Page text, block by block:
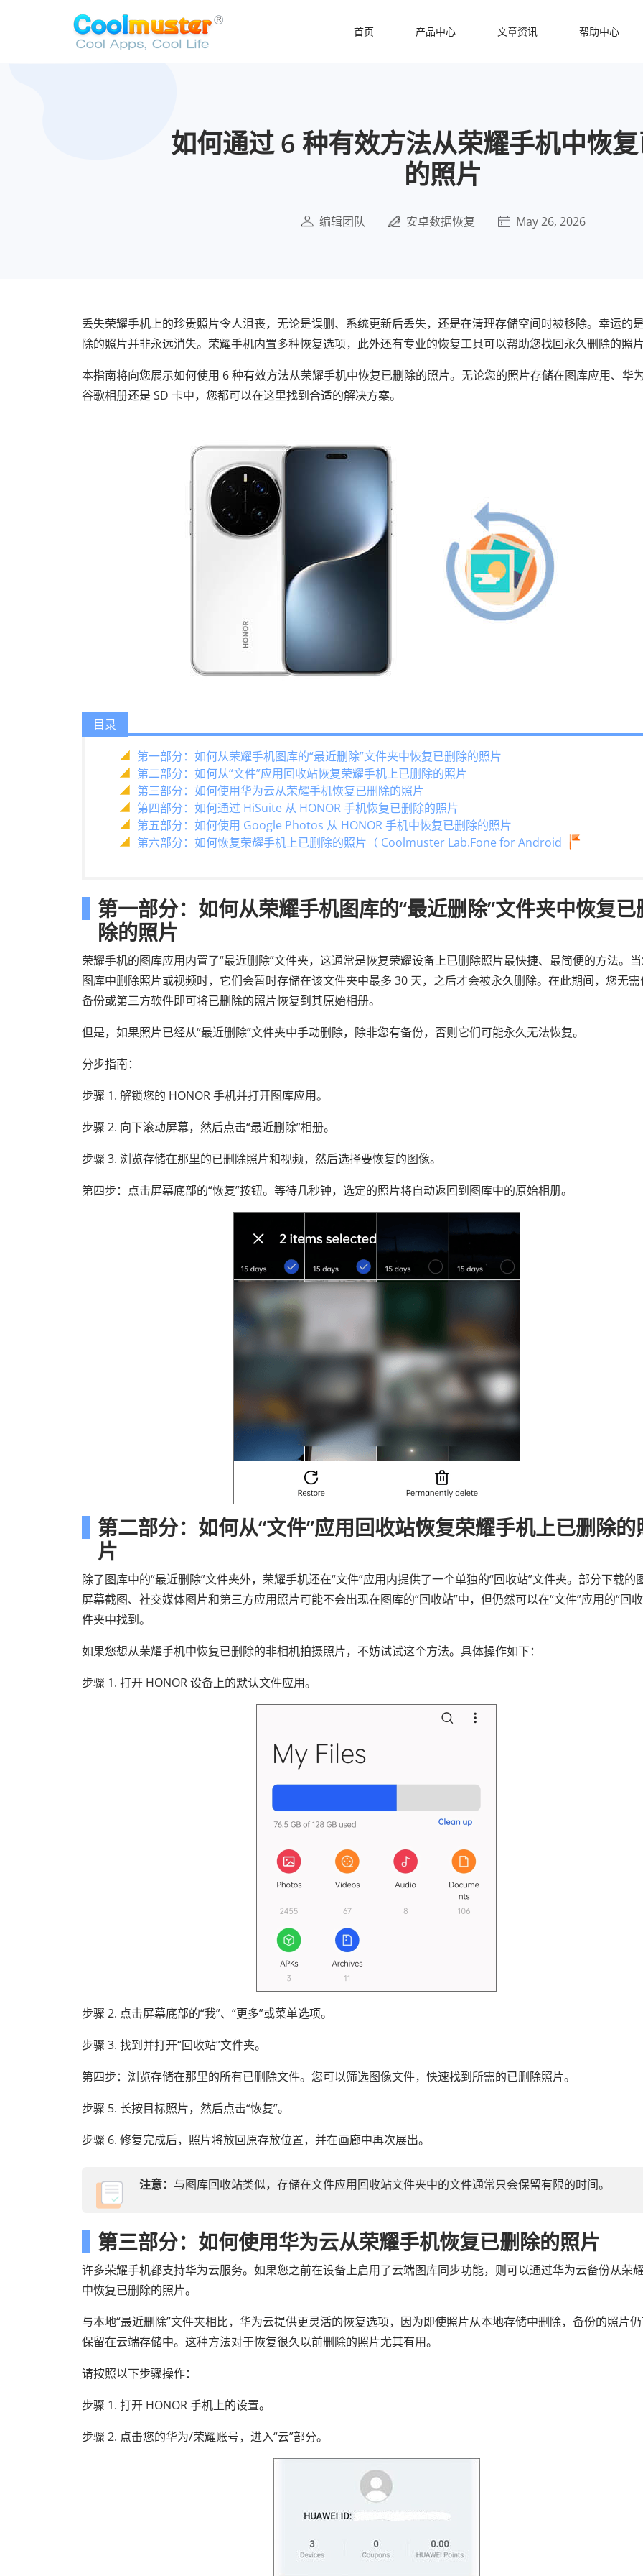
首页 产品中心 文章资讯 帮助中心
如何通过 6 种有效方法从荣耀手机中恢
的照片
编辑团队 安卓数据恢复 May 26, 2026
丢失荣耀手机上的珍贵照片令人沮丧，无论是误删、系统更新后丢失，还是在清理存储空间时被移除。幸运的
除的照片并非永远消失。荣耀手机内置多种恢复选项，此外还有专业的恢复工具可以帮助您找回永久删除的照片
本指南将向您展示如何使用 6 种有效方法从荣耀手机中恢复已删除的照片。无论您的照片存储在图库应用、华为
谷歌相册还是 SD 卡中，您都可以在这里找到合适的解决方案。
目录
第一部分：如何从荣耀手机图库的“最近删除”文件夹中恢复已删除的照片
第二部分：如何从“文件”应用回收站恢复荣耀手机上已删除的照片
第三部分：如何使用华为云从荣耀手机恢复已删除的照片
第四部分：如何通过 HiSuite 从 HONOR 手机恢复已删除的照片
第五部分：如何使用 Google Photos 从 HONOR 手机中恢复已删除的照片
第六部分：如何恢复荣耀手机上已删除的照片（ Coolmuster Lab.Fone for Android
第一部分：如何从荣耀手机图库的“最近删除”文件夹中恢复已
除的照片
荣耀手机的图库应用内置了“最近删除”文件夹，这通常是恢复荣耀设备上已删除照片最快捷、最简便的方法。
图库中删除照片或视频时，它们会暂时存储在该文件夹中最多 30 天，之后才会被永久删除。在此期间，您无
备份或第三方软件即可将已删除的照片恢复到其原始相册。
但是，如果照片已经从“最近删除”文件夹中手动删除，除非您有备份，否则它们可能永久无法恢复。
分步指南：
步骤 1. 解锁您的 HONOR 手机并打开图库应用。
步骤 2. 向下滚动屏幕，然后点击“最近删除”相册。
步骤 3. 浏览存储在那里的已删除照片和视频，然后选择要恢复的图像。
第四步：点击屏幕底部的“恢复”按钮。等待几秒钟，选定的照片将自动返回到图库中的原始相册。
第二部分：如何从“文件”应用回收站恢复荣耀手机上已删除的
片
除了图库中的“最近删除”文件夹外，荣耀手机还在“文件”应用内提供了一个单独的“回收站”文件夹。部分下载的
屏幕截图、社交媒体图片和第三方应用照片可能不会出现在图库的“回收站”中，但仍然可以在“文件”应用的“回
件夹中找到。
如果您想从荣耀手机中恢复已删除的非相机拍摄照片，不妨试试这个方法。具体操作如下：
步骤 1. 打开 HONOR 设备上的默认文件应用。
步骤 2. 点击屏幕底部的“我”、“更多”或菜单选项。
步骤 3. 找到并打开“回收站”文件夹。
第四步：浏览存储在那里的所有已删除文件。您可以筛选图像文件，快速找到所需的已删除照片。
步骤 5. 长按目标照片，然后点击“恢复”。
步骤 6. 修复完成后，照片将放回原存放位置，并在画廊中再次展出。
注意： 与图库回收站类似，存储在文件应用回收站文件夹中的文件通常只会保留有限的时间。
第三部分：如何使用华为云从荣耀手机恢复已删除的照片
许多荣耀手机都支持华为云服务。如果您之前在设备上启用了云端图库同步功能，则可以通过华为云备份从荣
中恢复已删除的照片。
与本地“最近删除”文件夹相比，华为云提供更灵活的恢复选项，因为即使照片从本地存储中删除，备份的照片
保留在云端存储中。这种方法对于恢复很久以前删除的照片尤其有用。
请按照以下步骤操作：
步骤 1. 打开 HONOR 手机上的设置。
步骤 2. 点击您的华为/荣耀账号，进入“云”部分。